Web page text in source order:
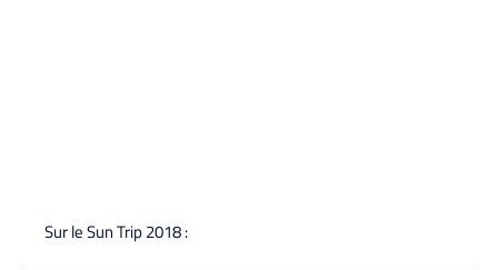
Sur le Sun Trip 2018 :